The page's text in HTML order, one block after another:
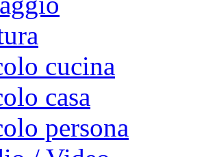
cucina
casa
persona